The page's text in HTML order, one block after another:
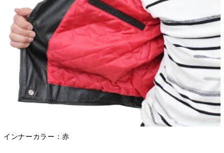
インナーカラー：赤